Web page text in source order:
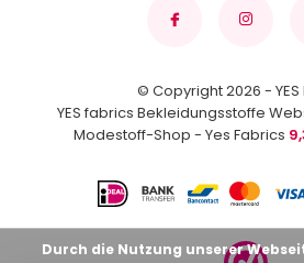
© Copyright 2026 - YES
YES fabrics Bekleidungsstoffe
Modestoff-Shop - Yes Fabrics
Durch die Nutzung unserer